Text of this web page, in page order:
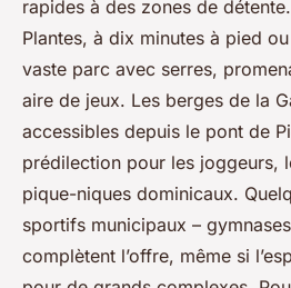
rapides à des zones de
Plantes, à dix minutes à pied
vaste parc avec serres,
aire de jeux. Les berges de la
accessibles depuis le pont de
prédilection pour les joggeurs,
pique-niques dominicaux.
sportifs municipaux –
complètent l’offre, même si